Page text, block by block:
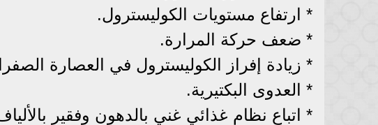
* ارتفاع مستويات الكوليسترول.
* ضعف حركة المرارة.
* زيادة إفراز الكوليسترول في العصارة
* العدوى البكتيرية.
* اتباع نظام غذائي غني بالدهون وفقير